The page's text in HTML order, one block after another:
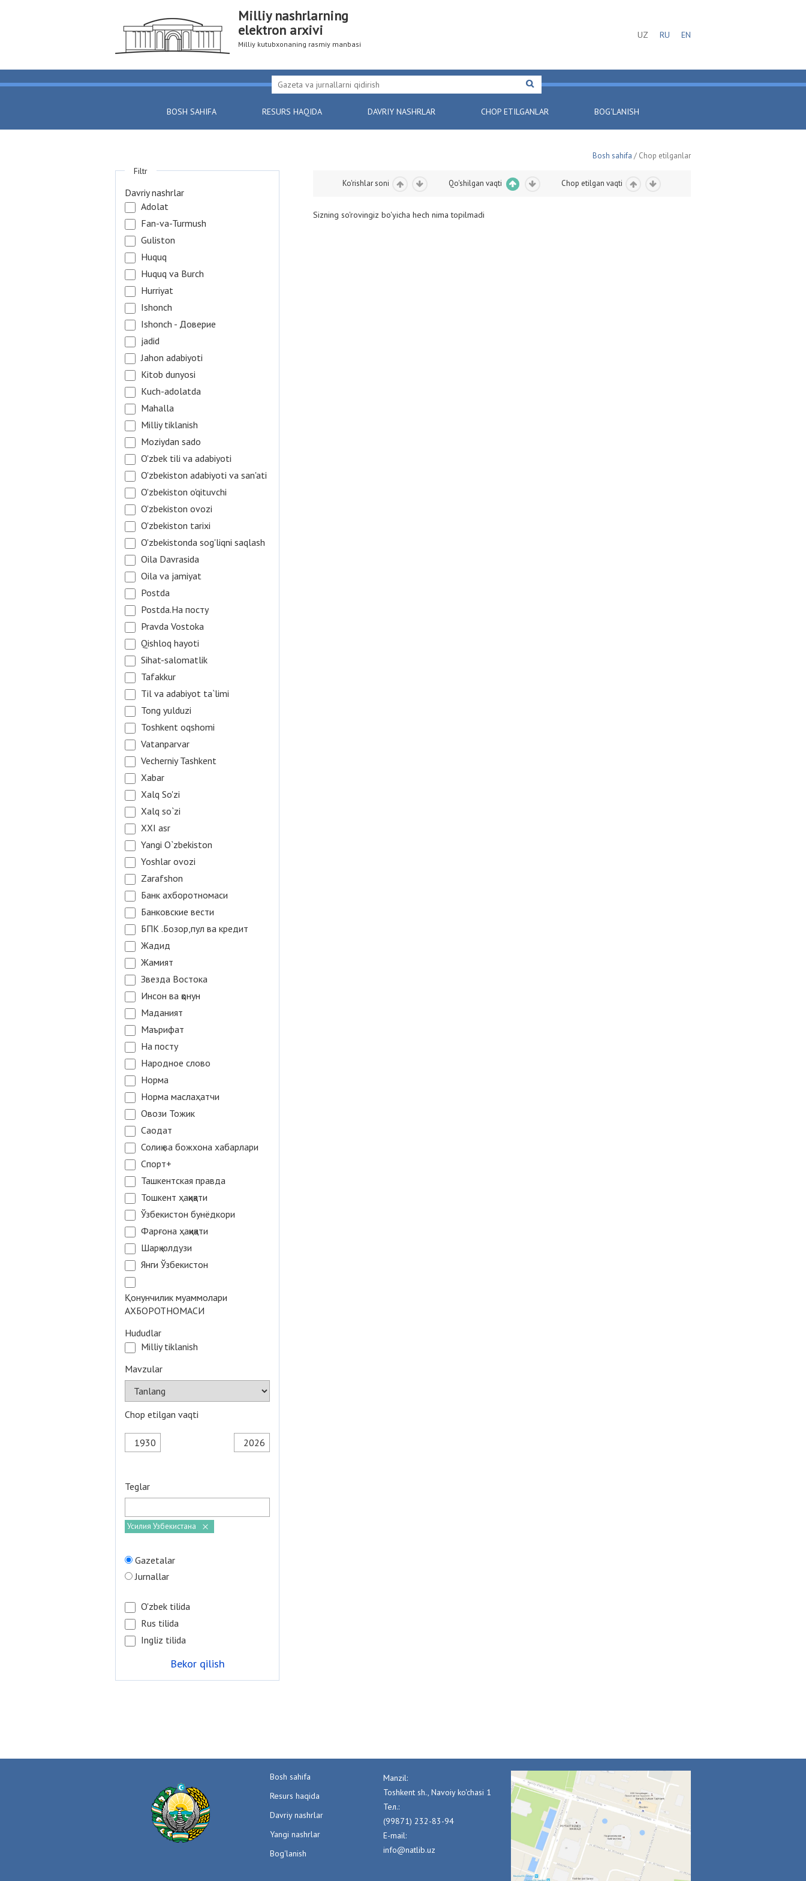
Milliy nashrlarning
elektron arxivi
Milliy kutubxonaning rasmiy manbasi
UZ RU EN
BOSH SAHIFA RESURS HAQIDA DAVRIY NASHRLAR CHOP ETILGANLAR BOG'LANISH
Bosh sahifa / Chop etilganlar
Ko'rishlar soni Qo'shilgan vaqti Chop etilgan vaqti
Sizning so'rovingiz bo'yicha hech nima topilmadi
Filtr
Davriy nashrlar
Adolat
Fan-va-Turmush
Guliston
Huquq
Huquq va Burch
Hurriyat
Ishonch
Ishonch - Доверие
jadid
Jahon adabiyoti
Kitob dunyosi
Kuch-adolatda
Mahalla
Milliy tiklanish
Moziydan sado
O'zbek tili va adabiyoti
O'zbekiston adabiyoti va san'ati
O'zbekiston o'qituvchi
O'zbekiston ovozi
O'zbekiston tarixi
O'zbekistonda sog'liqni saqlash
Oila Davrasida
Oila va jamiyat
Postda
Postda.На посту
Pravda Vostoka
Qishloq hayoti
Sihat-salomatlik
Tafakkur
Til va adabiyot ta`limi
Tong yulduzi
Toshkent oqshomi
Vatanparvar
Vecherniy Tashkent
Xabar
Xalq So'zi
Xalq so`zi
XXI asr
Yangi O`zbekiston
Yoshlar ovozi
Zarafshon
Банк ахборотномаси
Банковские вести
БПК .Бозор,пул ва кредит
Жадид
Жамият
Звезда Востока
Инсон ва қонун
Маданият
Маърифат
На посту
Народное слово
Норма
Норма маслаҳатчи
Овози Тожик
Саодат
Солиқ ва божхона хабарлари
Спорт+
Ташкентская правда
Тошкент ҳақиқати
Ўзбекистон бунёдкори
Фарғона ҳақиқати
Шарқ юлдузи
Янги Ўзбекистон
Қонунчилик муаммолари
АХБОРОТНОМАСИ
Hududlar
Milliy tiklanish
Mavzular
Chop etilgan vaqti
Teglar
Усилия Узбекистана
Gazetalar
Jurnallar
O'zbek tilida
Rus tilida
Ingliz tilida
Bekor qilish
Bosh sahifa
Resurs haqida
Davriy nashrlar
Yangi nashrlar
Bog'lanish
Manzil:
Toshkent sh., Navoiy ko'chasi 1
Тел.:
(99871) 232-83-94
E-mail:
info@natlib.uz